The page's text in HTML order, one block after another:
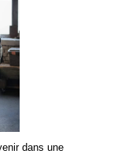
dans une